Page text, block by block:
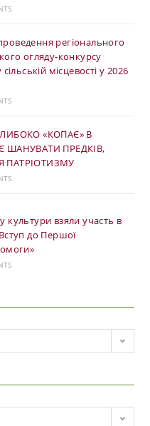
регіонального
огляду-конкурсу
місцевості у 2026
«КОПАЄ» В
ШАНУВАТИ ПРЕДКІВ,
ПАТРІОТИЗМУ
культури взяли участь в
до Першої